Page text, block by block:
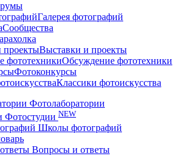
Галерея фотографий
Сообщества
Выставки и проекты
Обсуждение фототехники
Фотоконкурсы
Классики фотоискусства
Фотолаборатории
Фотостудии NEW
Школы фотографий
Вопросы и ответы